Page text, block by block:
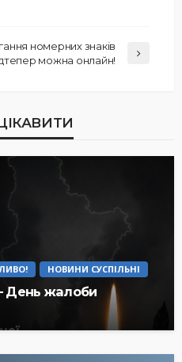
номерних знаків
можна онлайн!
НОВИНИ СУСПІЛЬНІ
День жалоби